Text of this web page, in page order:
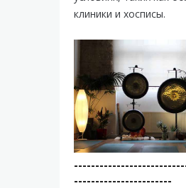
клиники и хосписы.
-----------------------